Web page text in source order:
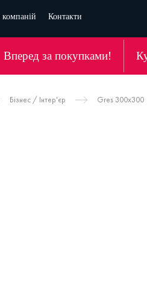
компаній Контакти
Вперед за покупками!
Бізнес / Інтер'єр Gres 300x300